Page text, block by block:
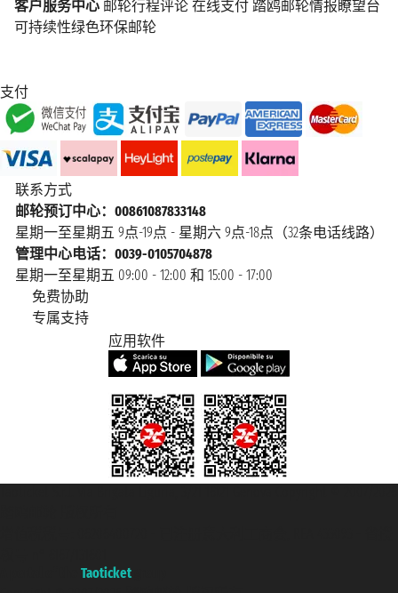
客户服务中心 邮轮行程评论 在线支付 踏鸥邮轮情报瞭望台
可持续性绿色环保邮轮
支付
联系方式
邮轮预订中心：00861087833148
星期一至星期五 9点-19点 - 星期六 9点-18点（32条电话线路）
管理中心电话：0039-0105704878
星期一至星期五 09:00 - 12:00 和 15:00 - 17:00
免费协助
专属支持
应用软件
Taoticket